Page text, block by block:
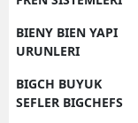
BIENY BIEN YAPI
URUNLERI
BIGCH BUYUK
SEFLER BIGCHEFS